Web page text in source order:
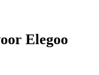
Elegoo